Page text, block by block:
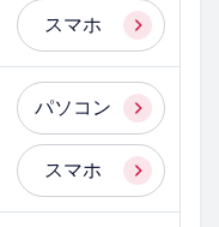
スマホ
パソコン
スマホ